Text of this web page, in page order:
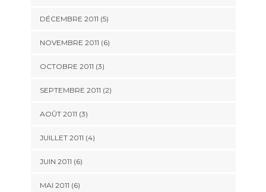
DÉCEMBRE 2011 (5)
NOVEMBRE 2011 (6)
OCTOBRE 2011 (3)
SEPTEMBRE 2011 (2)
AOÛT 2011 (3)
JUILLET 2011 (4)
JUIN 2011 (6)
MAI 2011 (6)